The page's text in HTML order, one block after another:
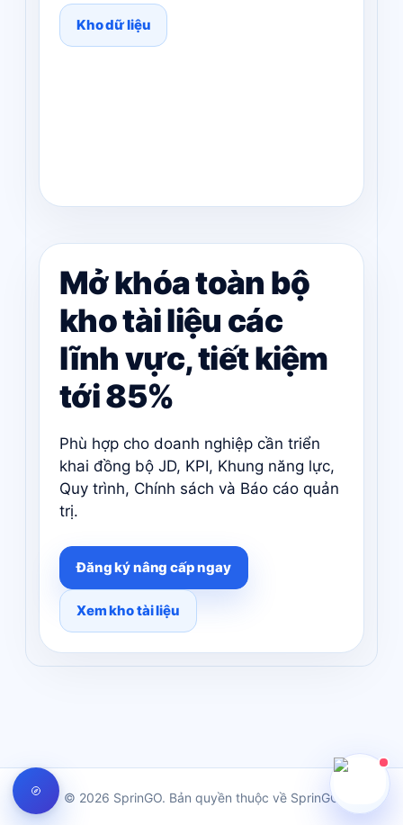
Kho dữ liệu
Mở khóa toàn bộ
kho tài liệu các
lĩnh vực, tiết kiệm
tới 85%
Phù hợp cho doanh nghiệp cần triển
khai đồng bộ JD, KPI, Khung năng lực,
Quy trình, Chính sách và Báo cáo quản
trị.
Đăng ký nâng cấp ngay
Xem kho tài liệu
© 2026 SprinGO. Bản quyền thuộc về SprinGO